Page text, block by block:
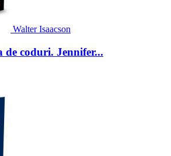
Walter Isaacson
de coduri. Jennifer...